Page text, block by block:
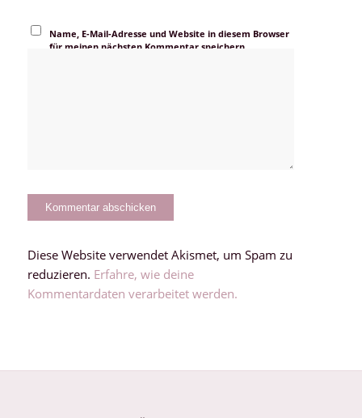
Name, E-Mail-Adresse und Website in diesem Browser
für meinen nächsten Kommentar speichern.
Diese Website verwendet Akismet, um Spam zu
reduzieren. Erfahre, wie deine
Kommentardaten verarbeitet werden.